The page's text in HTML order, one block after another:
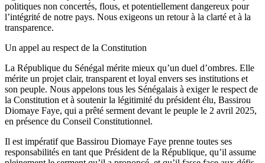
politiques non concertés, flous, et potentiellement dangereux pour
l’intégrité de notre pays. Nous exigeons un retour à la clarté et à la
transparence.
Un appel au respect de la Constitution
La République du Sénégal mérite mieux qu’un duel d’ombres. Elle
mérite un projet clair, transparent et loyal envers ses institutions et
son peuple. Nous appelons tous les Sénégalais à exiger le respect de
la Constitution et à soutenir la légitimité du président élu, Bassirou
Diomaye Faye, qui a prêté serment devant le peuple le 2 avril 2025,
en présence du Conseil Constitutionnel.
Il est impératif que Bassirou Diomaye Faye prenne toutes ses
responsabilités en tant que Président de la République, qu’il assume